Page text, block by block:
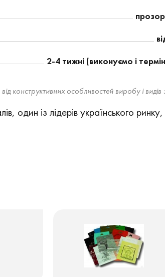
2-4 тижні (виконуємо і
конструктивних особливостей виробу і видів
один із лідерів українського